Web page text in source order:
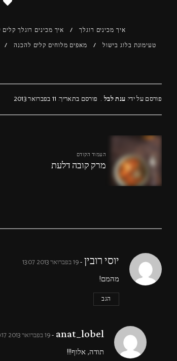
איך מכינים רוגלך איך מכינים רוגלך
טעימונת בלוג בישול
מאפים מלוחים קלים להכנה
פורסם על ידי: ענת לבל פורסם בתאריך: 11 בפברואר 2013
העמוד הקודם
מרק קובה דלעת
יוסי רוביןsays:
19 בפברואר 2013 13:07
מהמם!
הגב
anat_lobel
says:
19 בפברואר 2013 19:17
תודה, אלוף!!!